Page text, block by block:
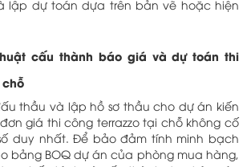
lập dự toán dựa trên bản vẽ hoặc hiện
cấu thành báo giá và dự toán thi
chỗ
thầu và lập hồ sơ thầu cho dự án kiến
giá thi công terrazzo tại chỗ không cố
duy nhất. Để bảo đảm tính minh bạch
bảng BOQ dự án của phòng mua hàng,